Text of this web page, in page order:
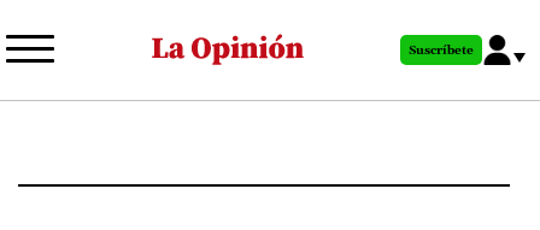
al
principal
Suscríbete